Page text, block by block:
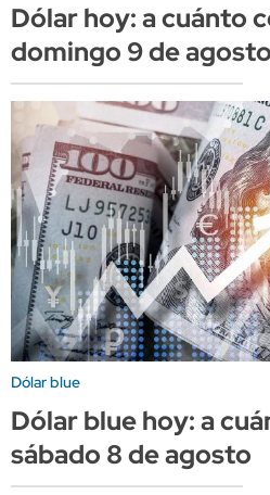
Dólar hoy: a cuánto
domingo 9 de agosto
Dólar blue
Dólar blue hoy: a
sábado 8 de agosto